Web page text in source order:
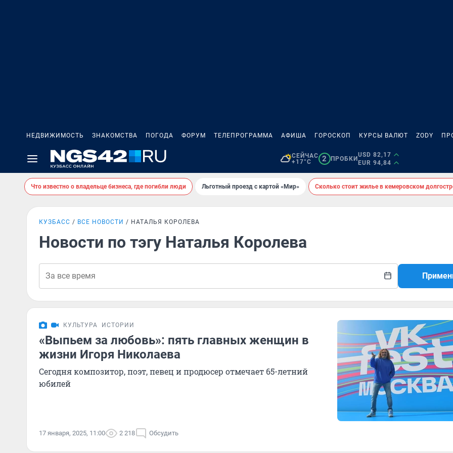
НЕДВИЖИМОСТЬ ЗНАКОМСТВА ПОГОДА ФОРУМ ТЕЛЕПРОГРАММА АФИША ГОРОСКОП КУРСЫ ВАЛЮТ ZODY
СЕЙЧАС
+17°C
2 ПРОБКИ
USD 82,17
EUR 94,84
Что известно о владельце бизнеса, где погибли люди Льготный проезд с картой «Мир» Сколько стоит жилье в кемеровском
КУЗБАСС ВСЕ НОВОСТИ НАТАЛЬЯ КОРОЛЕВА
Новости по тэгу Наталья Королева
КУЛЬТУРА ИСТОРИИ
«Выпьем за любовь»: пять главных женщин в
жизни Игоря Николаева
Сегодня композитор, поэт, певец и продюсер отмечает 65-летний
юбилей
17 января, 2025, 11:00 2 218 Обсудить